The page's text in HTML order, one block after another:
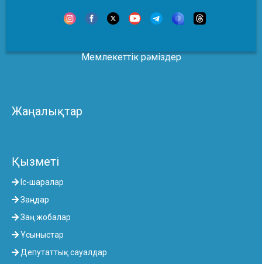
Мемлекеттік рәміздер
Жаңалықтар
Қызметі
Іс-шаралар
Заңдар
Заң жобалар
Ұсыныстар
Депутаттық сауалдар